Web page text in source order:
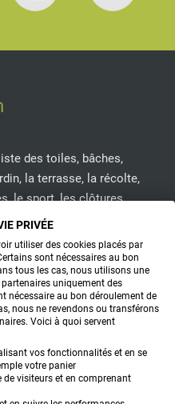
des toiles, bâches,
la terrasse, la récolte,
le sport, les clôtures...
NOUS
PRIVÉE
utiliser des cookies placés par
sont nécessaires au bon
tous les cas, nous utilisons une
uniquement des
nécessaire au bon déroulement de
nous ne revendons ou transférons
Voici à quoi servent
vos fonctionnalités et en se
votre panier
de visiteurs et en comprenant